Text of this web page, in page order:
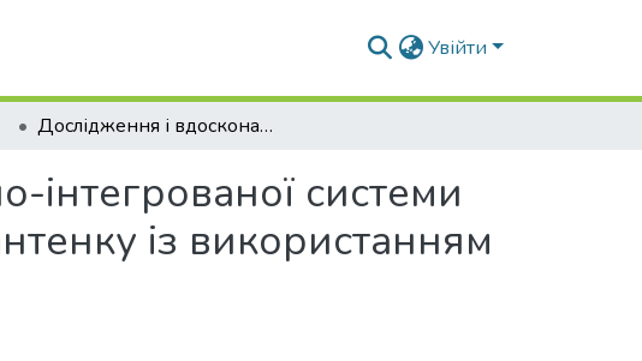
Увійти
Дослідження і вдосконалення комп'ютерно-інтегрованої системи керування температурою субстрату в метантенку із використанням комплексу технологічних засобів Овен
системи
із використанням